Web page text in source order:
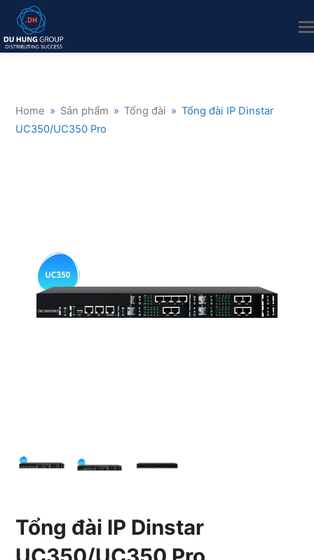
Home » Sản phẩm » Tổng đài » Tổng đài IP Dinstar
UC350/UC350 Pro
Tổng đài IP Dinstar